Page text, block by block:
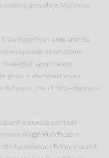
vedono prevalere Meroni vs
0 e rispettivamente vinti da
e Liquidato vs un ottimo
sportiva con
gioco e che termina con
di Picotto, che di fatto elimina la
a queste seminali
Ruggi, Marchese e
ha eliminato Forlini e quindi